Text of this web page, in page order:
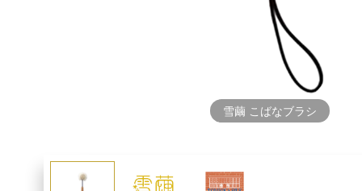
雪繭 こばなブラシ